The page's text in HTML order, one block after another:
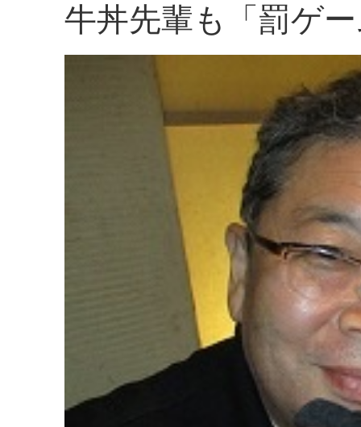
牛丼先輩も「罰ゲ